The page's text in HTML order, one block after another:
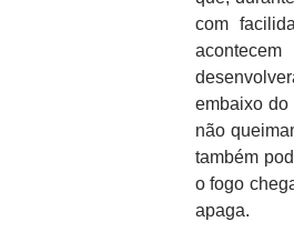
com
embaixo do
não
também
o fogo
apaga.